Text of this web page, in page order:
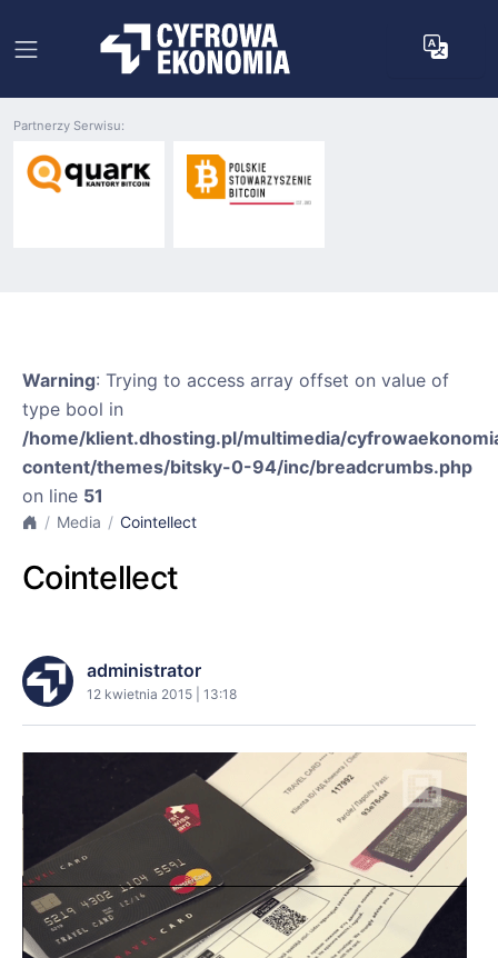
Partnerzy Serwisu:
Warning: Trying to access array offset on value of
type bool in
/home/klient.dhosting.pl/multimedia/
content/themes/bitsky-0-94/inc/breadcrumbs.php
on line 51
Media Cointellect
Cointellect
administrator
12 kwietnia 2015 | 13:18